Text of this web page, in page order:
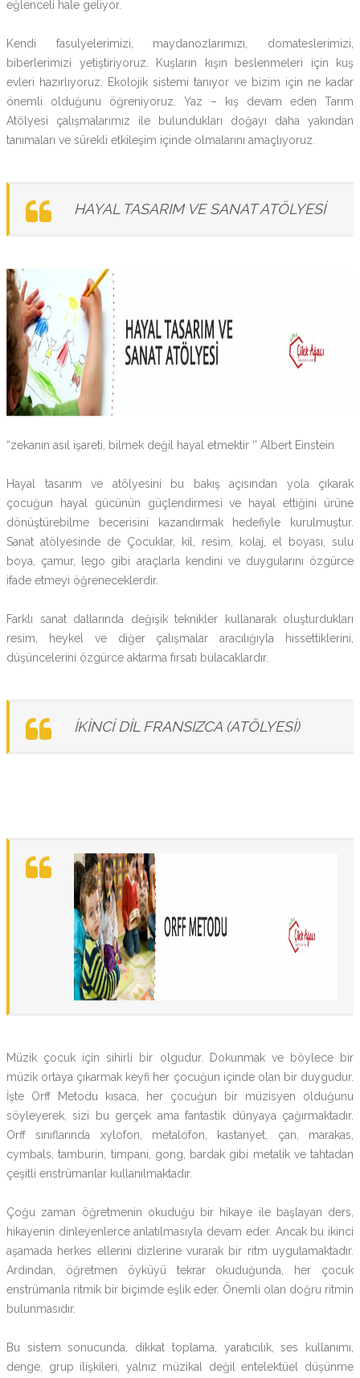
eğlenceli hale geliyor.
Kendi fasulyelerimizi, maydanozlarımızı, domateslerimizi,
biberlerimizi yetiştiriyoruz. Kuşların kışın beslenmeleri için kuş
evleri hazırlıyoruz. Ekolojik sistemi tanıyor ve bizim için ne kadar
önemli olduğunu öğreniyoruz. Yaz – kış devam eden Tarım
Atölyesi çalışmalarımız ile bulundukları doğayı daha yakından
tanımaları ve sürekli etkileşim içinde olmalarını amaçlıyoruz.
HAYAL TASARIM VE SANAT ATÖLYESİ
“zekanın asıl işareti, bilmek değil hayal etmektir ‘’ Albert Einstein
Hayal tasarım ve atölyesini bu bakış açısından yola çıkarak
çocuğun hayal gücünün güçlendirmesi ve hayal ettiğini ürüne
dönüştürebilme becerisini kazandırmak hedefiyle kurulmuştur.
Sanat atölyesinde de Çocuklar, kil, resim, kolaj, el boyası, sulu
boya, çamur, lego gibi araçlarla kendini ve duygularını özgürce
ifade etmeyi öğreneceklerdir.
Farklı sanat dallarında değişik teknikler kullanarak oluşturdukları
resim, heykel ve diğer çalışmalar aracılığıyla hissettiklerini,
düşüncelerini özgürce aktarma fırsatı bulacaklardır.
İKİNCİ DİL FRANSIZCA (ATÖLYESİ)
Müzik çocuk için sihirli bir olgudur. Dokunmak ve böylece bir
müzik ortaya çıkarmak keyfi her çocuğun içinde olan bir duygudur.
İşte Orff Metodu kısaca, her çocuğun bir müzisyen olduğunu
söyleyerek, sizi bu gerçek ama fantastik dünyaya çağırmaktadır.
Orff sınıflarında xylofon, metalofon, kastanyet, çan, marakas,
cymbals, tamburin, timpani, gong, bardak gibi metalik ve tahtadan
çeşitli enstrümanlar kullanılmaktadır.
Çoğu zaman öğretmenin okuduğu bir hikaye ile başlayan ders,
hikayenin dinleyenlerce anlatılmasıyla devam eder. Ancak bu ikinci
aşamada herkes ellerini dizlerine vurarak bir ritm uygulamaktadır.
Ardından, öğretmen öyküyü tekrar okuduğunda, her çocuk
enstrümanla ritmik bir biçimde eşlik eder. Önemli olan doğru ritmin
bulunmasıdır.
Bu sistem sonucunda, dikkat toplama, yaratıcılık, ses kullanımı,
denge, grup ilişkileri, yalnız müzikal değil entelektüel düşünme